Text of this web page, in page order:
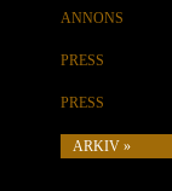
ANNONS
PRESS
PRESS
ARKIV »